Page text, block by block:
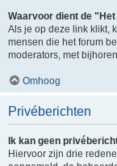
Waarvoor dient de
Als je op deze link klikt,
mensen die het forum
moderators, met
Omhoog
Privéberichten
Ik kan geen
Hiervoor zijn drie